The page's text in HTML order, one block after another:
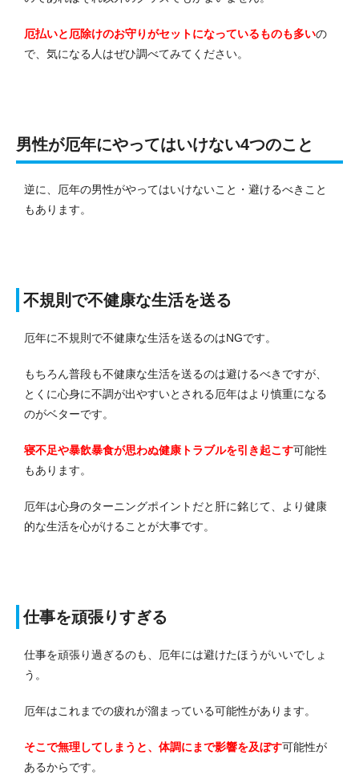
厄払いと厄除けのお守りがセットになっているものも多いの
で、気になる人はぜひ調べてみてください。
男性が厄年にやってはいけない4つのこと
逆に、厄年の男性がやってはいけないこと・避けるべきこと
もあります。
不規則で不健康な生活を送る
厄年に不規則で不健康な生活を送るのはNGです。
もちろん普段も不健康な生活を送るのは避けるべきですが、
とくに心身に不調が出やすいとされる厄年はより慎重になる
のがベターです。
寝不足や暴飲暴食が思わぬ健康トラブルを引き起こす可能性
もあります。
厄年は心身のターニングポイントだと肝に銘じて、より健康
的な生活を心がけることが大事です。
仕事を頑張りすぎる
仕事を頑張り過ぎるのも、厄年には避けたほうがいいでしょ
う。
厄年はこれまでの疲れが溜まっている可能性があります。
そこで無理してしまうと、体調にまで影響を及ぼす可能性が
あるからです。